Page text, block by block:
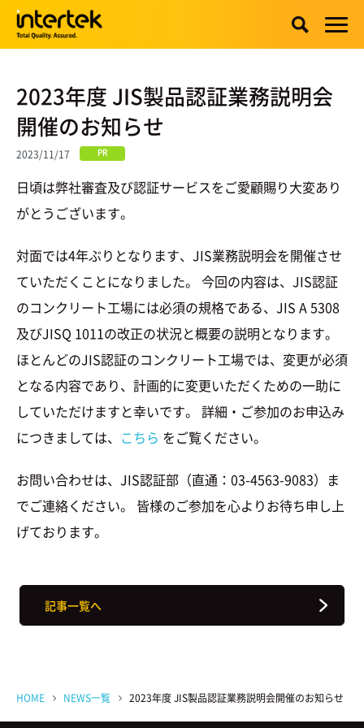
2023年度 JIS製品認証業務説明会
開催のお知らせ
2023/11/17 PR
日頃は弊社審査及び認証サービスをご愛顧賜り大変あり
がとうございます。
対面では4年ぶりとなります、JIS業務説明会を開催させ
ていただくことになりました。 今回の内容は、JIS認証
のコンクリート工場には必須の規格である、JIS A 5308
及びJISQ 1011の改正の状況と概要の説明となります。
ほとんどのJIS認証のコンクリート工場では、変更が必須
となる内容であり、計画的に変更いただくための一助に
していただけますと幸いです。 詳細・ご参加のお申込み
につきましては、 こちら をご覧ください。
お問い合わせは、JIS認証部（直通：03-4563-9083）ま
でご連絡ください。 皆様のご参加を心よりお待ち申し上
げております。
記事一覧へ
HOME NEWS一覧 2023年度 JIS製品認証業務説明会開催のお知らせ